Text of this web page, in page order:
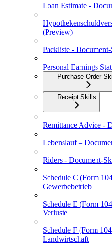
Loan Estimate -
(Preview)
Packliste -
Personal Earnings
Purchase Order
Receipt Skills
Remittance Advice -
Lebenslauf –
Riders - Document-
Schedule C (Form
Gewerbebetrieb
Schedule E (Form
Verluste
Schedule F (Form
Landwirtschaft